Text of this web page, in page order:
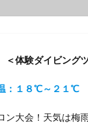
体験ダイビング
：１８℃～２１℃
ン大会！天気は
クダイ
タテジマヤッ
ツノダシ ツバ
ドラマロケ地 ドリー